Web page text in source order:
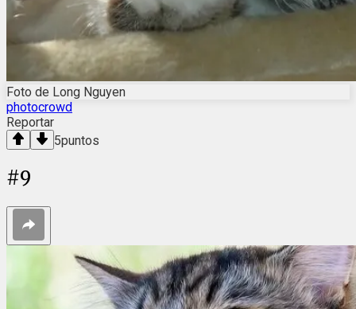
Foto de Long Nguyen
photocrowd
Reportar
5puntos
#9